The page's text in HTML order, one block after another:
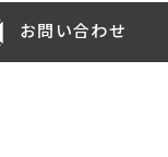
お問い合わせ